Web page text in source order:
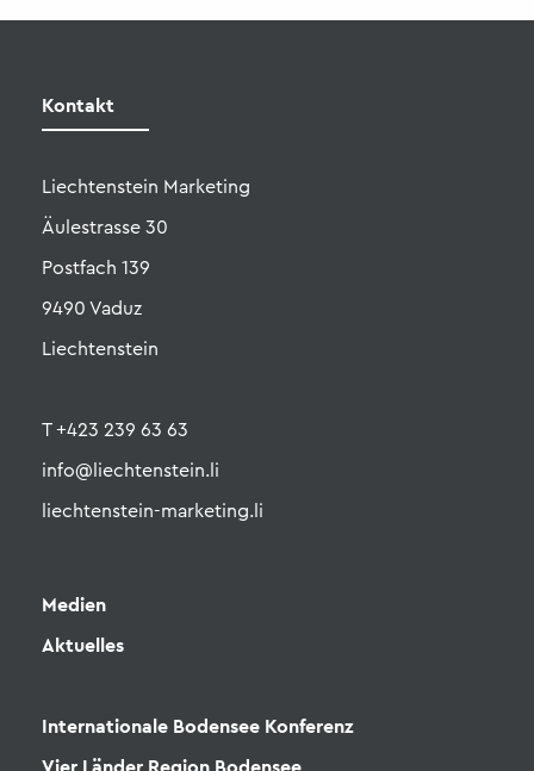
Liechtenstein Marketing
Äulestrasse 30
Postfach 139
9490 Vaduz
Liechtenstein
T +423 239 63 63
info@liechtenstein.li
liechtenstein-marketing.li
Medien
Aktuelles
Internationale Bodensee Konferenz